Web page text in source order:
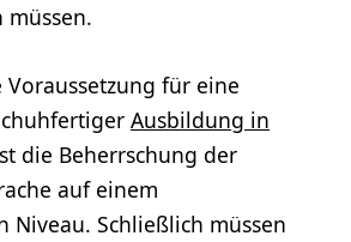
für eine
Ausbildung in
die Beherrschung der
auf einem
Niveau. Schließlich müssen